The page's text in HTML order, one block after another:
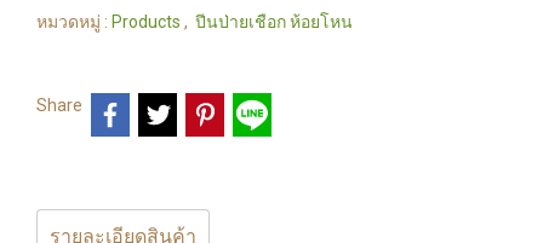
หมวดหมู่ : Products , ปีนป่ายเชือก ห้อยโหน
Share
รายละเอียดสินค้า